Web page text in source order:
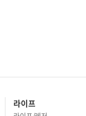
라이프